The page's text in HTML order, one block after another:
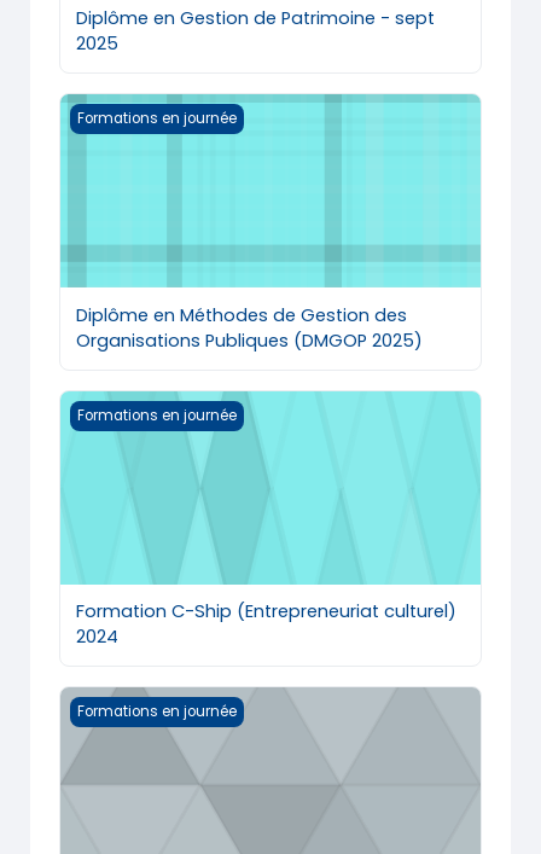
Diplôme en Gestion de Patrimoine - sept
2025
Diplôme en Méthodes de Gestion des Organisations
Formations en journée
Diplôme en Méthodes de Gestion des
Organisations Publiques (DMGOP 2025)
Formation C-Ship (Entrepreneuriat culturel) 2024
Formations en journée
Formation C-Ship (Entrepreneuriat culturel)
2024
Généralités - Formations en journée
Formations en journée